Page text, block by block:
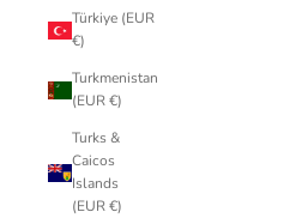
Türkiye (EUR
€)
Turkmenistan
(EUR €)
Turks &
Caicos
Islands
(EUR €)